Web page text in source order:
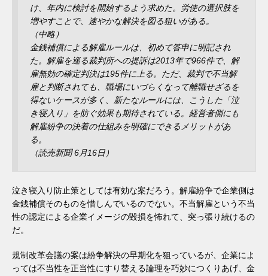
け、年内に検討を開始するよう求めた。労使の選択肢を
増やすことで、速やかな解決を図る狙いがある。
（中略）
金銭補償による解雇ルールは、初めて答申に明記され
た。解雇を巡る裁判所への提訴は2013年で966件で、解
雇無効の確定判決は195件に上る。ただ、裁判で不当解
雇と判断されても、職場にいづらくなって離職せざるを
得ないケースが多く、新たなルールには、こうした「泣
き寝入り」を防ぐ効果も期待されている。経営者側にも
解雇紛争の決着の仕組みを明確にできるメリットがあ
る。
（読売新聞 6月16日）
泣き寝入り防止策としては有効な案だろう。解雇紛争で企業側は
金銭補償そのものを惜しんでいるのでない。不当解雇という不当
性の認定による企業イメージの毀損を怖れて、突っ張り続けるの
だ。
規制改革会議の案は紛争解決の早期化を狙っているが、企業によ
っては不当性を正当性にすり替える論理を巧妙につくりあげ、金